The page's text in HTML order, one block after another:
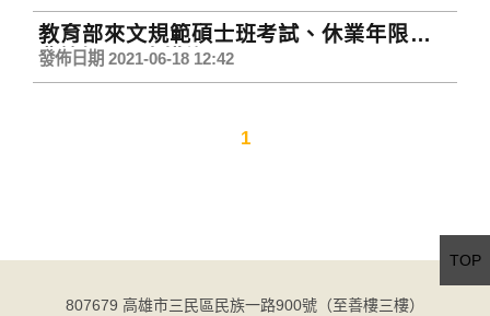
教育部來文規範碩士班考試、休業年限及收
費等相關配套措施
發佈日期 2021-06-18 12:42
1
807679 高雄市三民區民族一路900號（至善樓三樓）
TOP